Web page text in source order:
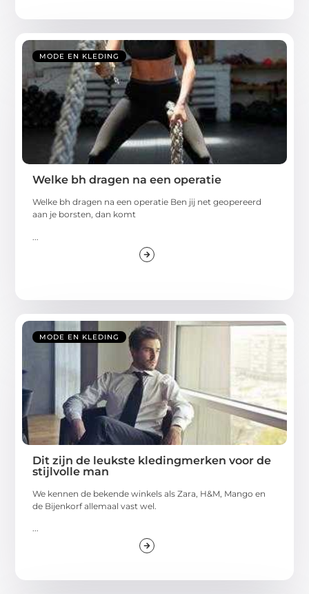
MODE EN KLEDING
Welke bh dragen na een operatie
Welke bh dragen na een operatie Ben jij net geopereerd
aan je borsten, dan komt
MODE EN KLEDING
Dit zijn de leukste kledingmerken voor de
stijlvolle man
We kennen de bekende winkels als Zara, H&M, Mango en
de Bijenkorf allemaal vast wel.
...